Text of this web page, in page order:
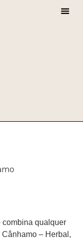
combina qualquer
– Herbal,